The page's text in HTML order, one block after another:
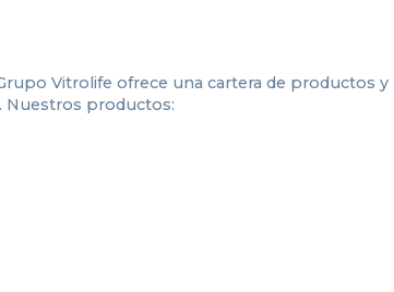
Vitrolife ofrece una cartera de productos y
Nuestros productos: